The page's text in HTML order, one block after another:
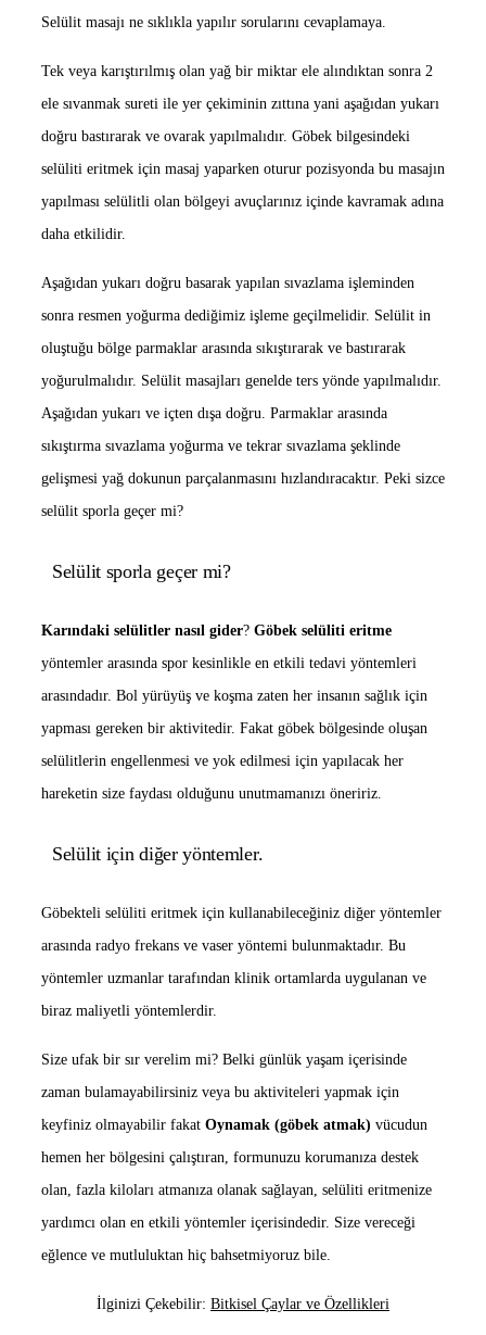
Selülit masajı ne sıklıkla yapılır sorularını cevaplamaya.
Tek veya karıştırılmış olan yağ bir miktar ele alındıktan sonra 2
ele sıvanmak sureti ile yer çekiminin zıttına yani aşağıdan yukarı
doğru bastırarak ve ovarak yapılmalıdır. Göbek bilgesindeki
selüliti eritmek için masaj yaparken oturur pozisyonda bu masajın
yapılması selülitli olan bölgeyi avuçlarınız içinde kavramak adına
daha etkilidir.
Aşağıdan yukarı doğru basarak yapılan sıvazlama işleminden
sonra resmen yoğurma dediğimiz işleme geçilmelidir. Selülit in
oluştuğu bölge parmaklar arasında sıkıştırarak ve bastırarak
yoğurulmalıdır. Selülit masajları genelde ters yönde yapılmalıdır.
Aşağıdan yukarı ve içten dışa doğru. Parmaklar arasında
sıkıştırma sıvazlama yoğurma ve tekrar sıvazlama şeklinde
gelişmesi yağ dokunun parçalanmasını hızlandıracaktır. Peki sizce
selülit sporla geçer mi?
Selülit sporla geçer mi?
Karındaki selülitler nasıl gider? Göbek selüliti eritme
yöntemler arasında spor kesinlikle en etkili tedavi yöntemleri
arasındadır. Bol yürüyüş ve koşma zaten her insanın sağlık için
yapması gereken bir aktivitedir. Fakat göbek bölgesinde oluşan
selülitlerin engellenmesi ve yok edilmesi için yapılacak her
hareketin size faydası olduğunu unutmamanızı öneririz.
Selülit için diğer yöntemler.
Göbekteli selüliti eritmek için kullanabileceğiniz diğer yöntemler
arasında radyo frekans ve vaser yöntemi bulunmaktadır. Bu
yöntemler uzmanlar tarafından klinik ortamlarda uygulanan ve
biraz maliyetli yöntemlerdir.
Size ufak bir sır verelim mi? Belki günlük yaşam içerisinde
zaman bulamayabilirsiniz veya bu aktiviteleri yapmak için
keyfiniz olmayabilir fakat Oynamak (göbek atmak) vücudun
hemen her bölgesini çalıştıran, formunuzu korumanıza destek
olan, fazla kiloları atmanıza olanak sağlayan, selüliti eritmenize
yardımcı olan en etkili yöntemler içerisindedir. Size vereceği
eğlence ve mutluluktan hiç bahsetmiyoruz bile.
İlginizi Çekebilir: Bitkisel Çaylar ve Özellikleri